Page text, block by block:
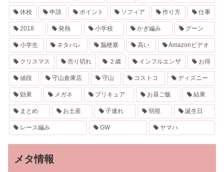
休校 申請 ポイント ソフィア 作り方 仕事
2018 発熱 小学校 かぎ編み グーン
小学生 ネタバレ 脳梗塞 高い Amazonビデオ
クリスマス 売り切れ ２歳 インフルエンザ お得
値段 守山倉庫店 守山 コストコ ディズニー
効果 メガネ プリキュア お昼ご飯 結果
まとめ お土産 子連れ 弱視 誕生日
レース編み GW ヤマハ
メタ情報